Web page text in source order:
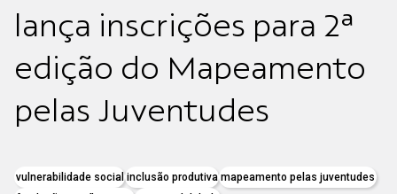
lança inscrições para 2ª
edição do Mapeamento
pelas Juventudes
vulnerabilidade social inclusão produtiva mapeamento pelas juventudes